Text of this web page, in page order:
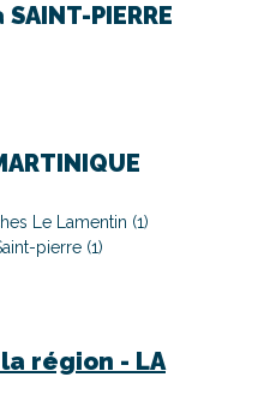
SAINT-PIERRE
Le Lamentin (1)
pierre (1)
région - LA